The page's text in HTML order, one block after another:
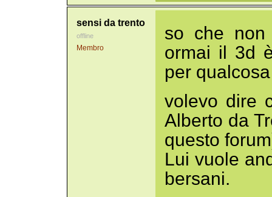
sensi da trento
offline
Membro
so che non
ormai il 3d
per
volevo dire
Alberto da
questo
Lui vuole
bersani.